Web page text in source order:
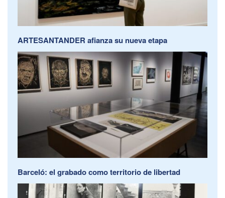
ARTESANTANDER afianza su nueva etapa
Barceló: el grabado como territorio de libertad